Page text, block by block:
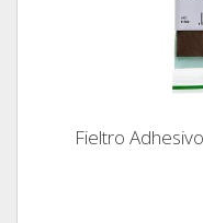
Fieltro